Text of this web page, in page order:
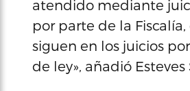
atendido mediante
por parte de la
siguen en los juicios
de ley», añadió Esteves